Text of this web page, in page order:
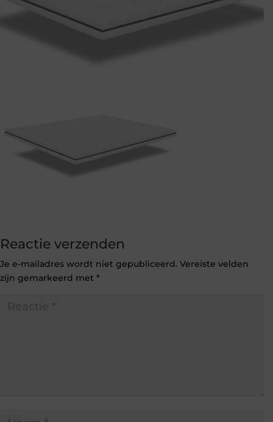
Reactie verzenden
Je e-mailadres wordt niet gepubliceerd. Vereiste velden
zijn gemarkeerd met *